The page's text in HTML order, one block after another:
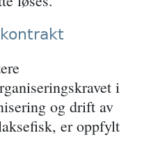
i
og drift av
er oppfylt